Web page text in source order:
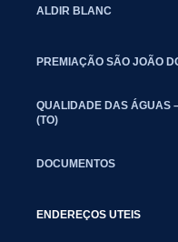
ALDIR BLANC
PREMIAÇÃO SÃO JOÃO
QUALIDADE DAS ÁGUAS
(TO)
DOCUMENTOS
ENDEREÇOS UTEIS